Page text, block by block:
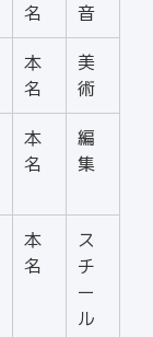
名
音
本
名
美
術
本
名
編
集
本
名
ス
チ
ー
ル